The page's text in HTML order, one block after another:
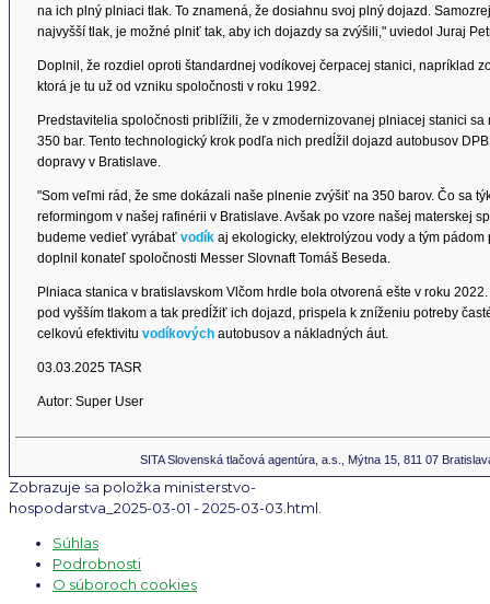
na ich plný plniaci tlak. To znamená, že dosiahnu svoj plný dojazd.
najvyšší tlak, je možné plniť tak, aby ich dojazdy sa zvýšili," uviedol Juraj
Doplnil, že rozdiel oproti štandardnej vodíkovej čerpacej stanici, napríklad
ktorá je tu už od vzniku spoločnosti v roku 1992.
Predstavitelia spoločnosti priblížili, že v zmodernizovanej plniacej stanici
350 bar. Tento technologický krok podľa nich predĺžil dojazd autobusov
dopravy v Bratislave.
"Som veľmi rád, že sme dokázali naše plnenie zvýšiť na 350 barov. Čo sa
reformingom v našej rafinérii v Bratislave. Avšak po vzore našej materskej
budeme vedieť vyrábať vodík aj ekologicky, elektrolýzou vody a tým
doplnil konateľ spoločnosti Messer Slovnaft Tomáš Beseda.
Plniaca stanica v bratislavskom Vlčom hrdle bola otvorená ešte v roku
pod vyšším tlakom a tak predĺžiť ich dojazd, prispela k zníženiu potreby
celkovú efektivitu vodíkových autobusov a nákladných áut.
03.03.2025 TASR
Autor: Super User
SITA Slovenská tlačová agentúra, a.s., Mýtna 15, 811 07
Zobrazuje sa položka ministerstvo-
hospodarstva_2025-03-01 - 2025-03-03.html.
Súhlas
Podrobnosti
O súboroch cookies